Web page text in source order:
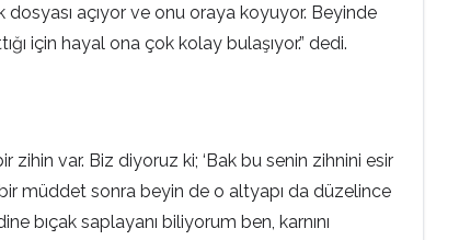
dosyası açıyor ve onu oraya koyuyor. Beyinde
için hayal ona çok kolay bulaşıyor.” dedi.
var. Biz diyoruz ki; ‘Bak bu senin zihnini esir
müddet sonra beyin de o altyapı da düzelince
bıçak saplayanı biliyorum ben, karnını